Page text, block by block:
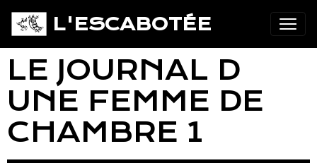
L'ESCABOTÉE
LE JOURNAL D
UNE FEMME DE
CHAMBRE 1